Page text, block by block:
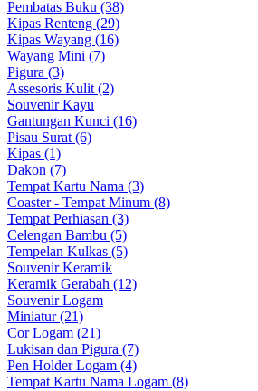
Pembatas Buku (38)
Kipas Renteng (29)
Kipas Wayang (16)
Wayang Mini (7)
Pigura (3)
Assesoris Kulit (2)
Souvenir Kayu
Gantungan Kunci (16)
Pisau Surat (6)
Kipas (1)
Dakon (7)
Tempat Kartu Nama (3)
Coaster - Tempat Minum (8)
Tempat Perhiasan (3)
Celengan Bambu (5)
Tempelan Kulkas (5)
Souvenir Keramik
Keramik Gerabah (12)
Souvenir Logam
Miniatur (21)
Cor Logam (21)
Lukisan dan Pigura (7)
Pen Holder Logam (4)
Tempat Kartu Nama Logam (8)